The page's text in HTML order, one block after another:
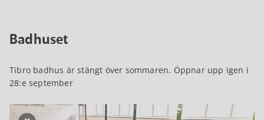
Badhuset
Tibro badhus är stängt över sommaren. Öppnar upp igen i
28:e september